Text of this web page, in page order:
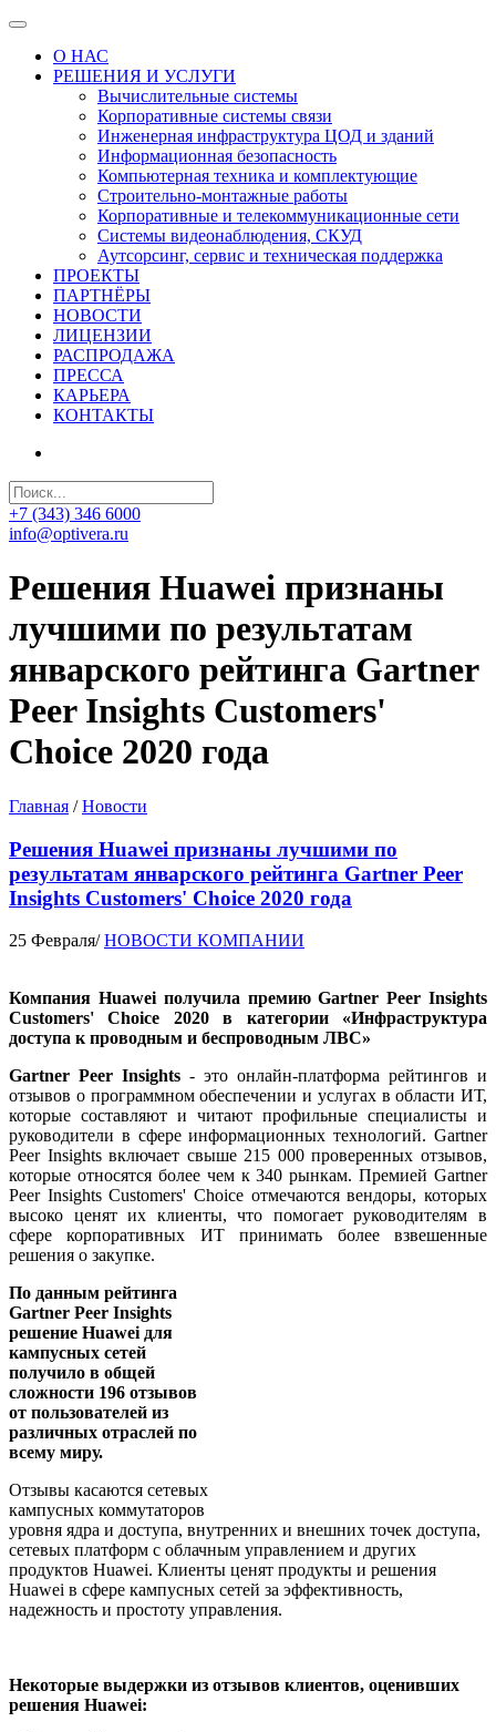
О НАС
РЕШЕНИЯ И УСЛУГИ
Вычислительные системы
Корпоративные системы связи
Инженерная инфраструктура ЦОД и зданий
Информационная безопасность
Компьютерная техника и комплектующие
Строительно-монтажные работы
Корпоративные и телекоммуникационные сети
Системы видеонаблюдения, СКУД
Аутсорсинг, сервис и техническая поддержка
ПРОЕКТЫ
ПАРТНЁРЫ
НОВОСТИ
ЛИЦЕНЗИИ
РАСПРОДАЖА
ПРЕССА
КАРЬЕРА
КОНТАКТЫ
+7 (343) 346 6000
info@optivera.ru
Решения Huawei признаны
лучшими по результатам
январского рейтинга Gartner
Peer Insights Customers'
Choice 2020 года
Главная / Новости
Решения Huawei признаны лучшими по
результатам январского рейтинга Gartner Peer
Insights Customers' Choice 2020 года
25 Февраля/ НОВОСТИ КОМПАНИИ
Компания Huawei получила премию Gartner Peer Insights
Customers' Choice 2020 в категории «Инфраструктура
доступа к проводным и беспроводным ЛВС»
Gartner Peer Insights - это онлайн-платформа рейтингов и
отзывов о программном обеспечении и услугах в области ИТ,
которые составляют и читают профильные специалисты и
руководители в сфере информационных технологий. Gartner
Peer Insights включает свыше 215 000 проверенных отзывов,
которые относятся более чем к 340 рынкам. Премией Gartner
Peer Insights Customers' Choice отмечаются вендоры, которых
высоко ценят их клиенты, что помогает руководителям в
сфере корпоративных ИТ принимать более взвешенные
решения о закупке.
По данным рейтинга
Gartner Peer Insights
решение Huawei для
кампусных сетей
получило в общей
сложности 196 отзывов
от пользователей из
различных отраслей по
всему миру.
Отзывы касаются сетевых
кампусных коммутаторов
уровня ядра и доступа, внутренних и внешних точек доступа,
сетевых платформ с облачным управлением и других
продуктов Huawei. Клиенты ценят продукты и решения
Huawei в сфере кампусных сетей за эффективность,
надежность и простоту управления.
Некоторые выдержки из отзывов клиентов, оценивших
решения Huawei: